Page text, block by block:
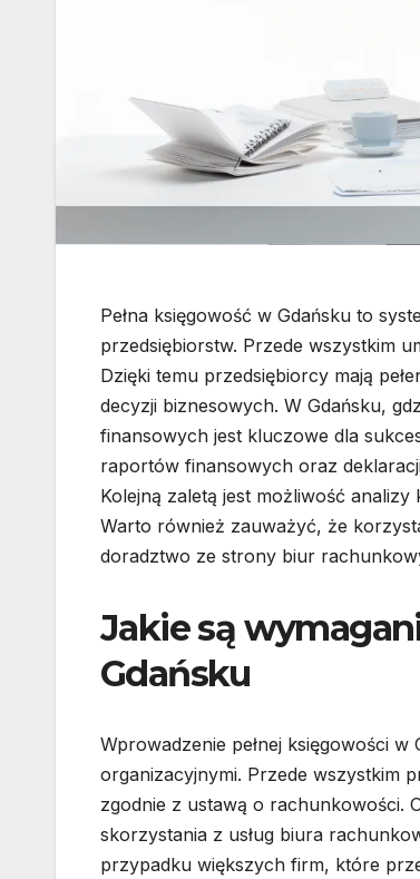
Pełna księgowość w Gdańsku to
przedsiębiorstw. Przede wszystkim
Dzięki temu przedsiębiorcy mają
decyzji biznesowych. W Gdańsku,
finansowych jest kluczowe dla
raportów finansowych oraz
Kolejną zaletą jest możliwość
Warto również zauważyć, że
doradztwo ze strony biur
Jakie są
Gdańsku
Wprowadzenie pełnej księgowości
organizacyjnymi. Przede wszystkim
zgodnie z ustawą o rachunkowości.
skorzystania z usług biura
przypadku większych firm, które